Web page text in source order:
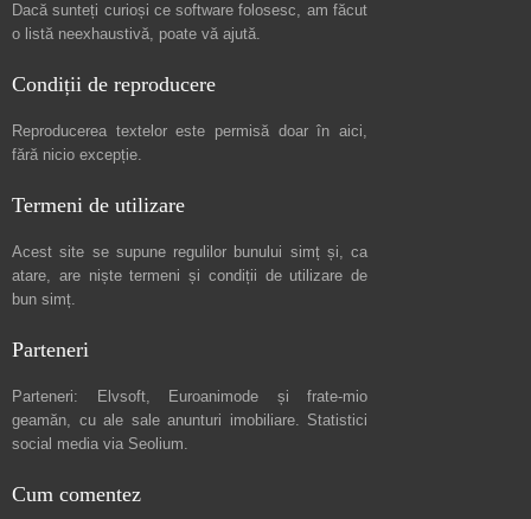
Dacă sunteți curioși ce software folosesc, am făcut
o listă neexhaustivă, poate vă ajută.
Condiții de reproducere
Reproducerea textelor este permisă doar în aici,
fără nicio excepție.
Termeni de utilizare
Acest site se supune regulilor bunului simț și, ca
atare, are niștetermeni și condiții de utilizare de
bun simț.
Parteneri
Parteneri: Elvsoft, Euroanimode și frate-mio
geamăn, cu ale sale anunturi imobiliare. Statistici
social media via Seolium.
Cum comentez